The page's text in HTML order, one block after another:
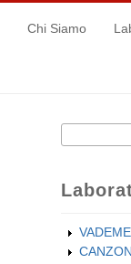
Chi Siamo
Form
Cerca